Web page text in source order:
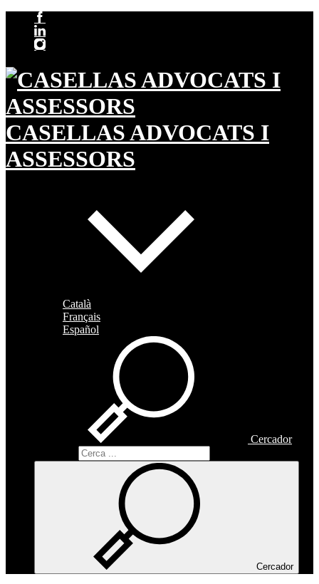
CASELLAS ADVOCATS I
ASSESSORS
Català
Français
Español
Cercador
Cercador